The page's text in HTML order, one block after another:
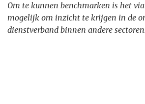
Om te kunnen benchmarken is het
mogelijk om inzicht te krijgen in de
dienstverband binnen andere